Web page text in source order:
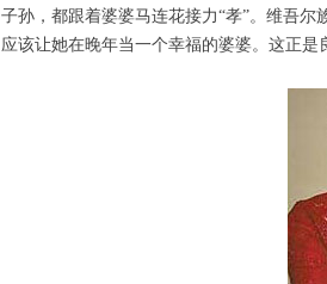
子孙，都跟着婆婆马连花接力“孝”。维吾
应该让她在晚年当一个幸福的婆婆。这正